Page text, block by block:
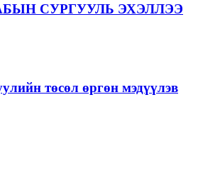
СУРГУУЛЬ ЭХЭЛЛЭЭ
төсөл өргөн мэдүүлэв